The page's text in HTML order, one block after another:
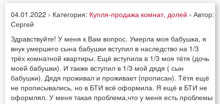
04.01.2022 › Категория: Купля-продажа комнат, долей › Автор:
Сергей
Здравствуйте! У меня к Вам вопрос. Умерла моя бабушка, я
внук умершего сына бабушки вступил в наследство на 1/3
трёх комнатной квартиры. Ещё вступила в 1/3 моя тётя (дочь
моей бабушки). И также вступил в 1/3 мой дядя ( сын
бабушки). Дядя проживал и проживает (прописан). Тётя ещё
не прописывались, но в БТИ всё оформила. Я ещё в БТИ не
оформлял. У меня такая проблема,что у меня есть проблемы